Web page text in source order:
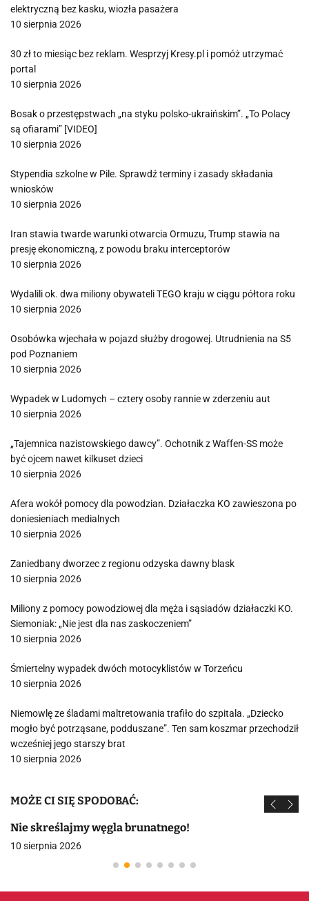
elektryczną bez kasku, wiozła pasażera
10 sierpnia 2026
30 zł to miesiąc bez reklam. Wesprzyj Kresy.pl i pomóż utrzymać
portal
10 sierpnia 2026
Bosak o przestępstwach „na styku polsko-ukraińskim”. „To Polacy
są ofiarami” [VIDEO]
10 sierpnia 2026
Stypendia szkolne w Pile. Sprawdź terminy i zasady składania
wniosków
10 sierpnia 2026
Iran stawia twarde warunki otwarcia Ormuzu, Trump stawia na
presję ekonomiczną, z powodu braku interceptorów
10 sierpnia 2026
Wydalili ok. dwa miliony obywateli TEGO kraju w ciągu półtora roku
10 sierpnia 2026
Osobówka wjechała w pojazd służby drogowej. Utrudnienia na S5
pod Poznaniem
10 sierpnia 2026
Wypadek w Ludomych – cztery osoby rannie w zderzeniu aut
10 sierpnia 2026
„Tajemnica nazistowskiego dawcy”. Ochotnik z Waffen-SS może
być ojcem nawet kilkuset dzieci
10 sierpnia 2026
Afera wokół pomocy dla powodzian. Działaczka KO zawieszona po
doniesieniach medialnych
10 sierpnia 2026
Zaniedbany dworzec z regionu odzyska dawny blask
10 sierpnia 2026
Miliony z pomocy powodziowej dla męża i sąsiadów działaczki KO.
Siemoniak: „Nie jest dla nas zaskoczeniem”
10 sierpnia 2026
Śmiertelny wypadek dwóch motocyklistów w Torzeńcu
10 sierpnia 2026
Niemowlę ze śladami maltretowania trafiło do szpitala. „Dziecko
mogło być potrząsane, podduszane”. Ten sam koszmar przechodził
wcześniej jego starszy brat
10 sierpnia 2026
MOŻE CI SIĘ SPODOBAĆ:
Nie skreślajmy węgla brunatnego!
10 sierpnia 2026